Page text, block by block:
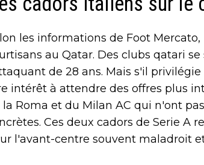
les informations de Foot
au Qatar. Des clubs qatari
de 28 ans. Mais s'il
intérêt à attendre des offres plus
la Roma et du Milan AC qui n'ont
Ces deux cadors de Serie A
l'avant-centre souvent maladroit